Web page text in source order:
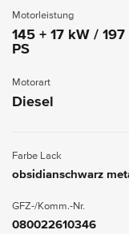
Motorleistung
145 + 17 kW / 197
PS
Motorart
Diesel
Farbe Lack
obsidianschwarz
GFZ-/Komm.-Nr.
080022610346